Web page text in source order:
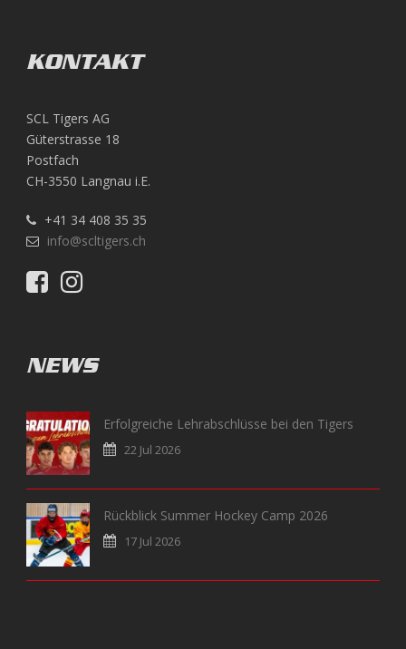
KONTAKT
SCL Tigers AG
Güterstrasse 18
Postfach
CH-3550 Langnau i.E.
+41 34 408 35 35
info@scltigers.ch
NEWS
Erfolgreiche Lehrabschlüsse bei den Tigers
22 Jul 2026
Rückblick Summer Hockey Camp 2026
17 Jul 2026